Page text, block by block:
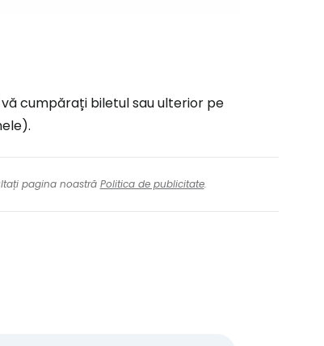
cumpărați biletul sau ulterior pe
pagina noastră Politica de publicitate.